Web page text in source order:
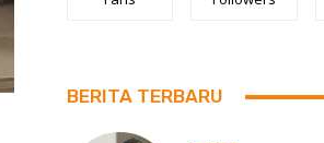
BERITA TERBARU